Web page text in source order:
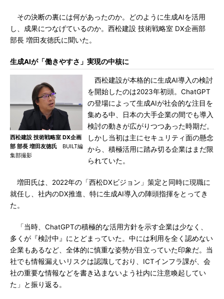
その決断の裏には何があったのか。どのように生成AIを活用
し、成果につなげているのか。西松建設 技術戦略室 DX企画部
部長 増田友徳氏に聞いた。
生成AIが「働きやすさ」実現の中核に
西松建設 技術戦略室 DX企画
部 部長 増田友徳氏 BUILT編
集部撮影
西松建設が本格的に生成AI導入の検討
を開始したのは2023年初頭。ChatGPT
の登場によって生成AIが社会的な注目を
集める中、日本の大手企業の間でも導入
検討の動きが広がりつつあった時期だ。
しかし当初は主にセキュリティ面の懸念
から、積極活用に踏み切る企業はまだ限
られていた。
増田氏は、2022年の「西松DXビジョン」策定と同時に現職に
就任し、社内のDX推進、特に生成AI導入の陣頭指揮をとってき
た。
「当時、ChatGPTの積極的な活用方針を示す企業は少なく、
多くが『検討中』にとどまっていた。中には利用を全く認めない
企業もあるなど、全体的に慎重な姿勢が目立っていた印象だ。当
社でも情報漏えいリスクは認識しており、ICTインフラ課が、会
社の重要な情報などを書き込まないよう社内に注意喚起してい
た」と振り返る。